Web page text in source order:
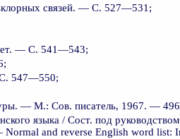
связей. — С. 527—531;
лет. — С. 541—543;
С. 547—550;
— М.: Сов. писатель, 1967. —
языка / Сост. под
and reverse English word